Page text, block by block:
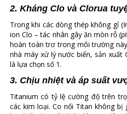
2. Kháng Clo và Clorua
Trong khi các dòng thép không gỉ
ion Clo – tác nhân gây ăn mòn rỗ
hoàn toàn trơ trong môi trường
nhà máy xử lý nước biển, sản xuất
là lựa chọn số 1.
3. Chịu nhiệt và áp suất
Titanium có tỷ lệ cường độ trên
các kim loại. Co nối Titan không